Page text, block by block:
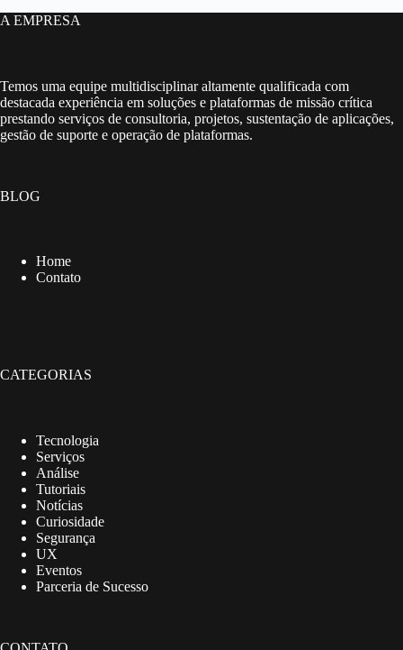
A EMPRESA
Temos uma equipe multidisciplinar altamente qualificada com
destacada experiência em soluções e plataformas de missão crítica
prestando serviços de consultoria, projetos, sustentação de aplicações,
gestão de suporte e operação de plataformas.
BLOG
Home
Contato
CATEGORIAS
Tecnologia
Serviços
Análise
Tutoriais
Notícias
Curiosidade
Segurança
UX
Eventos
Parceria de Sucesso